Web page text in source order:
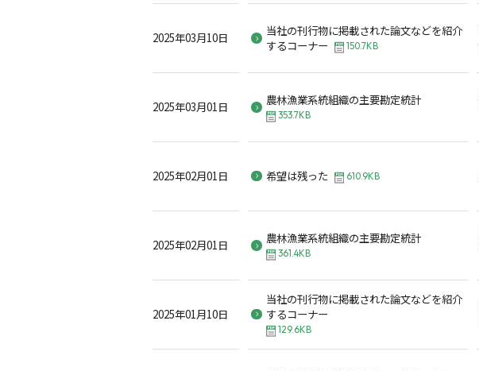
2025年03月10日
当社の刊行物に掲載された論文などを紹介
するコーナー
150.7KB
2025年03月01日 農林漁業系統組織の主要勘定統計
353.7KB
2025年02月01日 希望は残った 610.9KB
2025年02月01日 農林漁業系統組織の主要勘定統計
361.4KB
2025年01月10日
当社の刊行物に掲載された論文などを紹介
するコーナー
129.6KB